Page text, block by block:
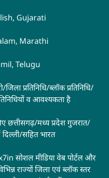
Gujarati
Marathi
Telugu
जिला प्रतिनिधि/ब्लॉक प्रतिनिधि/
व आवश्यकता है
छत्तीसगढ़/मध्य प्रदेश गुजरात/
सहित भारत
सोशल मीडिया वेब पोर्टल और
राज्यों जिला एवं ब्लॉक स्तर